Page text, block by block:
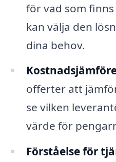
för vad som
kan välja den
dina behov.
offerter att
se vilken
värde för
Förståelse för